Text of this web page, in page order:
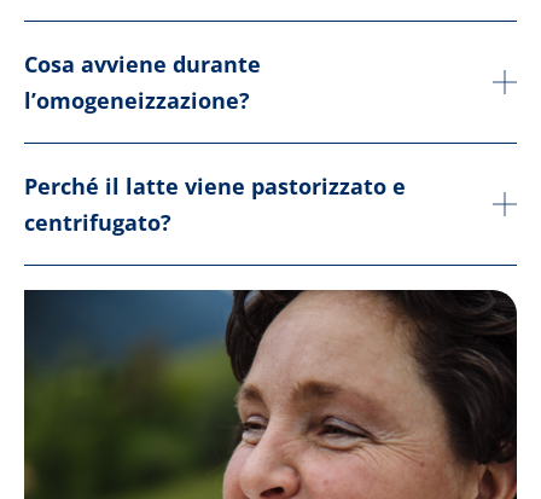
Cosa avviene durante
l’omogeneizzazione?
Perché il latte viene pastorizzato e
centrifugato?